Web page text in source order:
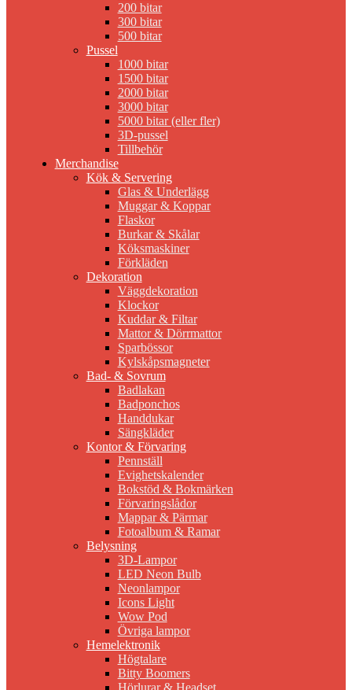
200 bitar
300 bitar
500 bitar
Pussel
1000 bitar
1500 bitar
2000 bitar
3000 bitar
5000 bitar (eller fler)
3D-pussel
Tillbehör
Merchandise
Kök & Servering
Glas & Underlägg
Muggar & Koppar
Flaskor
Burkar & Skålar
Köksmaskiner
Förkläden
Dekoration
Väggdekoration
Klockor
Kuddar & Filtar
Mattor & Dörrmattor
Sparbössor
Kylskåpsmagneter
Bad- & Sovrum
Badlakan
Badponchos
Handdukar
Sängkläder
Kontor & Förvaring
Pennställ
Evighetskalender
Bokstöd & Bokmärken
Förvaringslådor
Mappar & Pärmar
Fotoalbum & Ramar
Belysning
3D-Lampor
LED Neon Bulb
Neonlampor
Icons Light
Wow Pod
Övriga lampor
Hemelektronik
Högtalare
Bitty Boomers